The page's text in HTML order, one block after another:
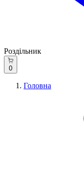
Роздільник
0
Головна